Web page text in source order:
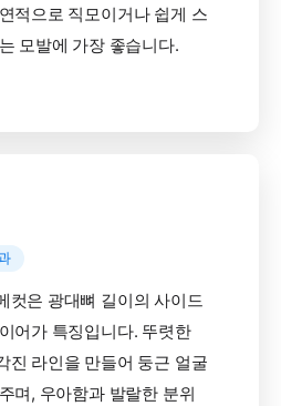
적으로 직모이거나 쉽게 스
모발에 가장 좋습니다.
컷은 광대뼈 길이의 사이드
어가 특징입니다. 뚜렷한
진 라인을 만들어 둥근 얼굴
며, 우아함과 발랄한 분위